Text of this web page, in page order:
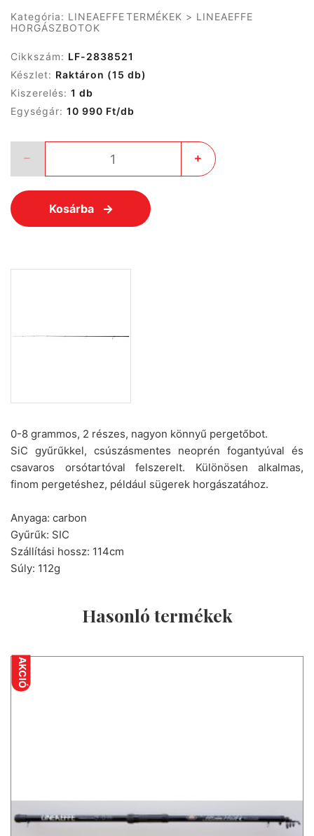
Kategória: LINEAEFFE TERMÉKEK > LINEAEFFE
HORGÁSZBOTOK
Cikkszám: LF-2838521
Készlet: Raktáron (15 db)
Kiszerelés: 1 db
Egységár: 10 990 Ft/db
Kosárba
0-8 grammos, 2 részes, nagyon könnyű pergetőbot.
SiC gyűrűkkel, csúszásmentes neoprén fogantyúval és
csavaros orsótartóval felszerelt. Különösen alkalmas,
finom pergetéshez, például sügerek horgászatához.
Anyaga: carbon
Gyűrűk: SIC
Szállítási hossz: 114cm
Súly: 112g
Hasonló termékek
AKCIÓ